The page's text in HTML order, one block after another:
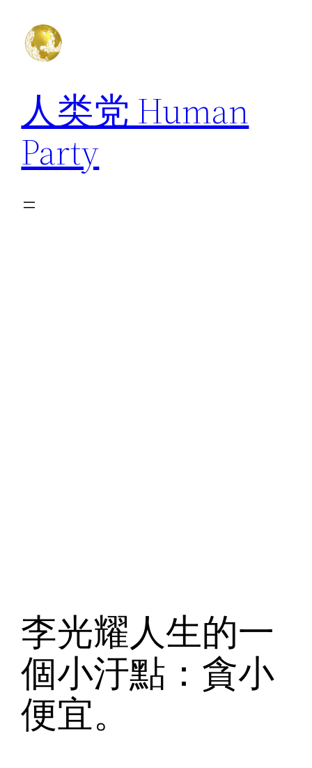
人类党 Human
Party
李光耀人生的一
個小汙點：貪小
便宜。